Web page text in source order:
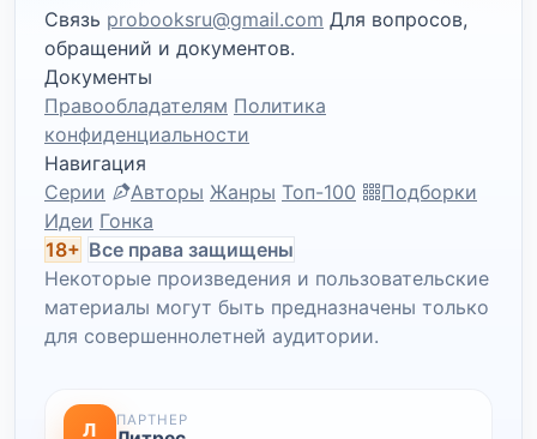
Связь probooksru@gmail.com Для вопросов,
обращений и документов.
Документы
Правообладателям Политика
конфиденциальности
Навигация
Серии
Авторы Жанры Топ-100
Подборки
Идеи Гонка
18+ Все права защищены
Некоторые произведения и пользовательские
материалы могут быть предназначены только
для совершеннолетней аудитории.
Л ПАРТНЕР